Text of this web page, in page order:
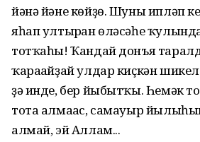
йәнә йәне көй­ҙө. Шуны ипләп
яһап ултырған өләсәһе
тотҡаһы! Ҡандай донъя
ҡарағайҙай улдар киҫкән
ҙә инде, бер йыбытҡы. Һемәк
тота алмағас, самауыр
алмай, эй Аллам...